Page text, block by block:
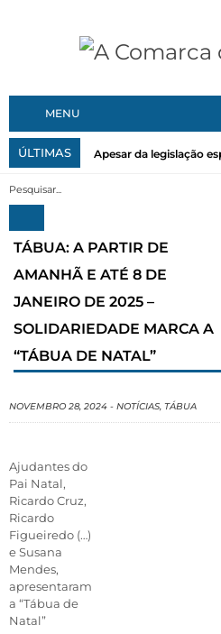
MENU
ÚLTIMAS Apesar da legislação
TÁBUA: A PARTIR DE
AMANHÃ E ATÉ 8 DE
JANEIRO DE 2025 –
SOLIDARIEDADE MARCA A
“TÁBUA DE NATAL”
NOVEMBRO 28, 2024 - NOTÍCIAS, TÁBUA
Ajudantes do
Pai Natal,
Ricardo Cruz,
Ricardo
Figueiredo (…)
e Susana
Mendes,
apresentaram
a “Tábua de
Natal”